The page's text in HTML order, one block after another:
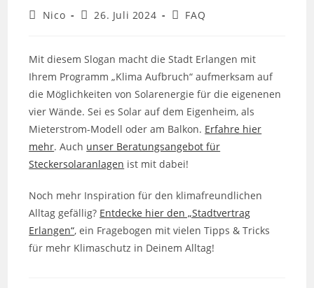
Beitrags-
Nico
Beitrag
26. Juli 2024
Beitrags-
FAQ
Mit diesem Slogan macht die Stadt Erlangen mit
Ihrem Programm „Klima Aufbruch“ aufmerksam auf
die Möglichkeiten von Solarenergie für die eigenenen
vier Wände. Sei es Solar auf dem Eigenheim, als
Mieterstrom-Modell oder am Balkon. Erfahre hier
mehr. Auch unser Beratungsangebot für
Steckersolaranlagen ist mit dabei!
Noch mehr Inspiration für den klimafreundlichen
Alltag gefällig? Entdecke hier den „Stadtvertrag
Erlangen“, ein Fragebogen mit vielen Tipps & Tricks
für mehr Klimaschutz in Deinem Alltag!